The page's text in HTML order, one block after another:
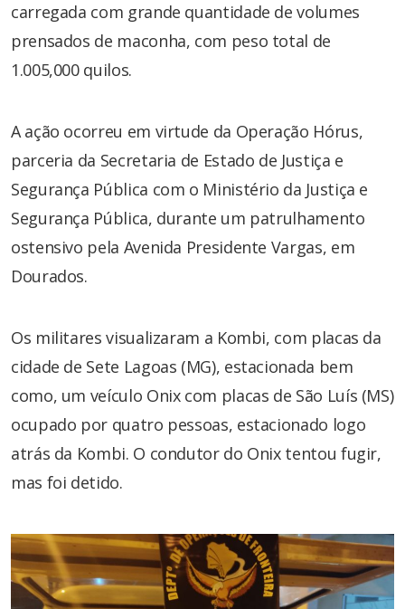
carregada com grande quantidade de volumes
prensados de maconha, com peso total de
1.005,000 quilos.
A ação ocorreu em virtude da Operação Hórus,
parceria da Secretaria de Estado de Justiça e
Segurança Pública com o Ministério da Justiça e
Segurança Pública, durante um patrulhamento
ostensivo pela Avenida Presidente Vargas, em
Dourados.
Os militares visualizaram a Kombi, com placas da
cidade de Sete Lagoas (MG), estacionada bem
como, um veículo Onix com placas de São Luís (MS)
ocupado por quatro pessoas, estacionado logo
atrás da Kombi. O condutor do Onix tentou fugir,
mas foi detido.